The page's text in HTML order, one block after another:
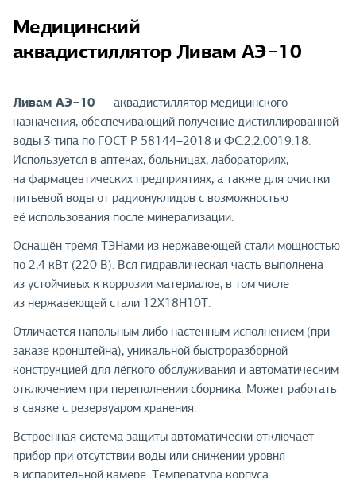
Медицинский
аквадистиллятор Ливам АЭ−10
Ливам АЭ−10 — аквадистиллятор медицинского
назначения, обеспечивающий получение дистиллированной
воды 3 типа по ГОСТ Р 58144–2018 и ФС.2.2.0019.18.
Используется в аптеках, больницах, лабораториях,
на фармацевтических предприятиях, а также для очистки
питьевой воды от радионуклидов с возможностью
её использования после минерализации.
Оснащён тремя ТЭНами из нержавеющей стали мощностью
по 2,4 кВт (220 В). Вся гидравлическая часть выполнена
из устойчивых к коррозии материалов, в том числе
из нержавеющей стали 12Х18Н10Т.
Отличается напольным либо настенным исполнением (при
заказе кронштейна), уникальной быстроразборной
конструкцией для лёгкого обслуживания и автоматическим
отключением при переполнении сборника. Может работать
в связке с резервуаром хранения.
Встроенная система защиты автоматически отключает
прибор при отсутствии воды или снижении уровня
в испарительной камере. Температура корпуса